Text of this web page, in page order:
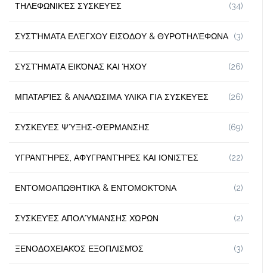
ΤΗΛΕΦΩΝΙΚΈΣ ΣΥΣΚΕΥΈΣ (34)
ΣΥΣΤΉΜΑΤΑ ΕΛΈΓΧΟΥ ΕΙΣΌΔΟΥ & ΘΥΡΟΤΗΛΈΦΩΝΑ (3)
ΣΥΣΤΉΜΑΤΑ ΕΙΚΌΝΑΣ ΚΑΙ ΉΧΟΥ (26)
ΜΠΑΤΑΡΊΕΣ & ΑΝΑΛΏΣΙΜΑ ΥΛΙΚΆ ΓΙΑ ΣΥΣΚΕΥΈΣ (26)
ΣΥΣΚΕΥΈΣ ΨΎΞΗΣ-ΘΈΡΜΑΝΣΗΣ (69)
ΥΓΡΑΝΤΉΡΕΣ, ΑΦΥΓΡΑΝΤΉΡΕΣ ΚΑΙ ΙΟΝΙΣΤΈΣ (22)
ΕΝΤΟΜΟΑΠΩΘΗΤΙΚΆ & ΕΝΤΟΜΟΚΤΌΝΑ (2)
ΣΥΣΚΕΥΈΣ ΑΠΟΛΎΜΑΝΣΗΣ ΧΏΡΩΝ (2)
ΞΕΝΟΔΟΧΕΙΑΚΌΣ ΕΞΟΠΛΙΣΜΌΣ (3)